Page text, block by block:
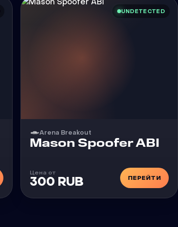
UNDETECTED
Arena Breakout
Чит
Mason Spoofer ABI
Цена от
300 RUB ПЕРЕЙТИ